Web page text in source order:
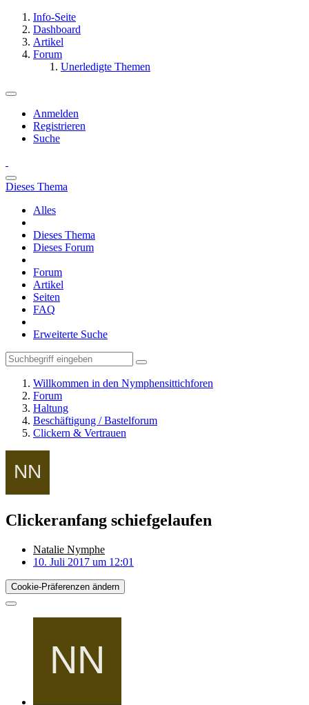
Info-Seite
Dashboard
Artikel
Forum
Unerledigte Themen
Anmelden
Registrieren
Suche
Dieses Thema
Alles
Dieses Thema
Dieses Forum
Forum
Artikel
Seiten
FAQ
Erweiterte Suche
Willkommen in den Nymphensittichforen
Forum
Haltung
Beschäftigung / Bastelforum
Clickern & Vertrauen
Clickeranfang schiefgelaufen
Natalie Nymphe
10. Juli 2017 um 12:01
Cookie-Präferenzen ändern